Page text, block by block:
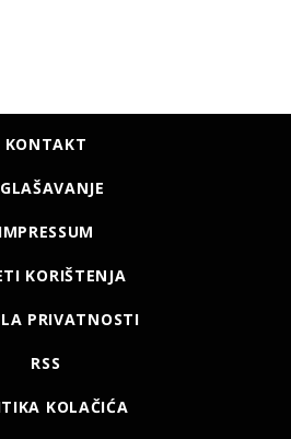
KONTAKT
IMPRESSUM
KORIŠTENJA
PRIVATNOSTI
RSS
KOLAČIĆA